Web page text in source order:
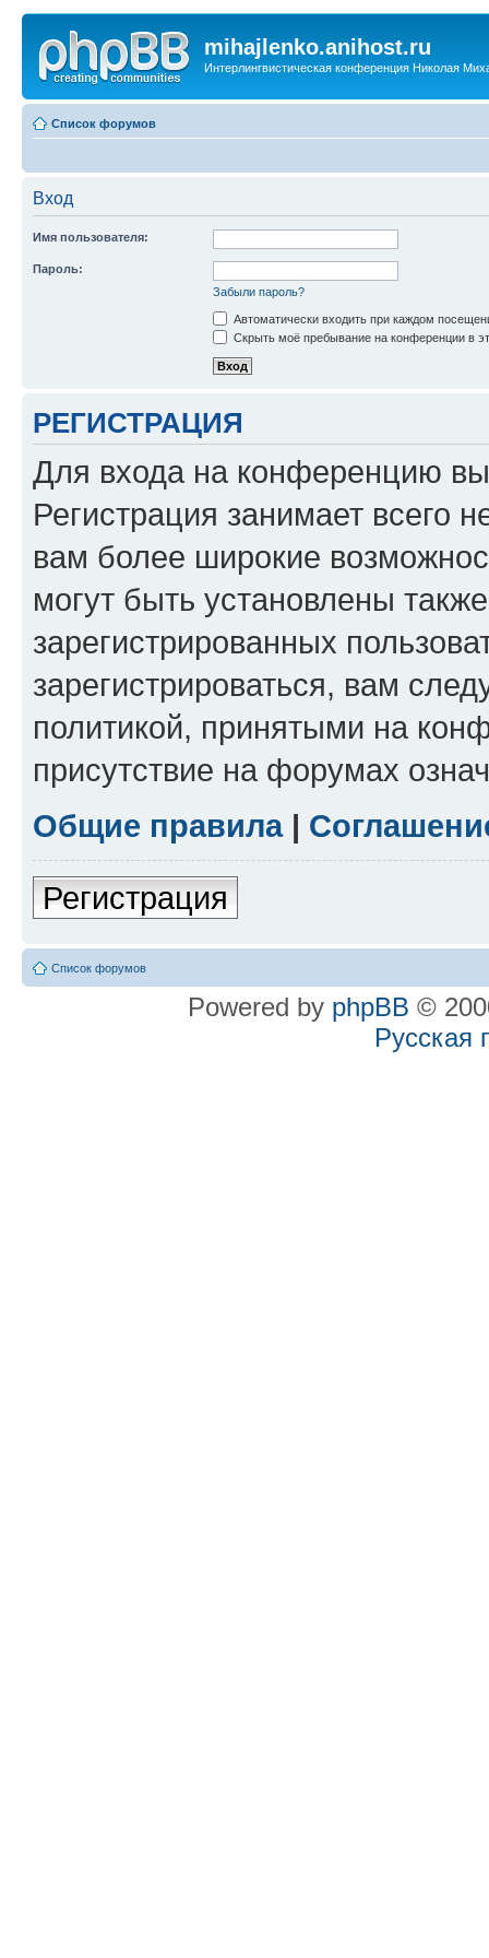
mihajlenko.anihost.ru
Интерлингвистическая конференция Николая
Список форумов
Вход
Имя пользователя:
Пароль:
Забыли пароль?
Автоматически входить при каждом
Скрыть моё пребывание на конференции в
РЕГИСТРАЦИЯ
Для входа на конференцию
Регистрация занимает всего
вам более широкие
могут быть установлены
зарегистрированных
зарегистрироваться, вам
политикой, принятыми на
присутствие на форумах
Общие правила|
Регистрация
Список форумов
Powered by phpBB ©
Русская